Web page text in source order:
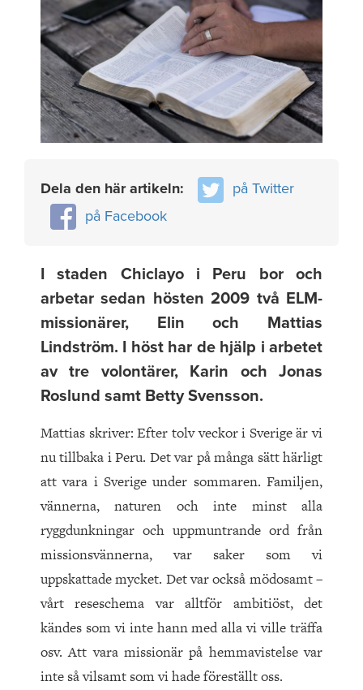
Dela den här artikeln:
på Twitter
på Facebook
I staden Chiclayo i Peru bor och
arbetar sedan hösten 2009 två ELM-
missionärer, Elin och Mattias
Lindström. I höst har de hjälp i arbetet
av tre volontärer, Karin och Jonas
Roslund samt Betty Svensson.
Mattias skriver: Efter tolv veckor i Sverige är vi
nu tillbaka i Peru. Det var på många sätt härligt
att vara i Sverige under sommaren. Familjen,
vännerna, naturen och inte minst alla
ryggdunkningar och uppmuntrande ord från
missionsvännerna, var saker som vi
uppskattade mycket. Det var också mödosamt –
vårt reseschema var alltför ambitiöst, det
kändes som vi inte hann med alla vi ville träffa
osv. Att vara missionär på hemmavistelse var
inte så vilsamt som vi hade föreställt oss.